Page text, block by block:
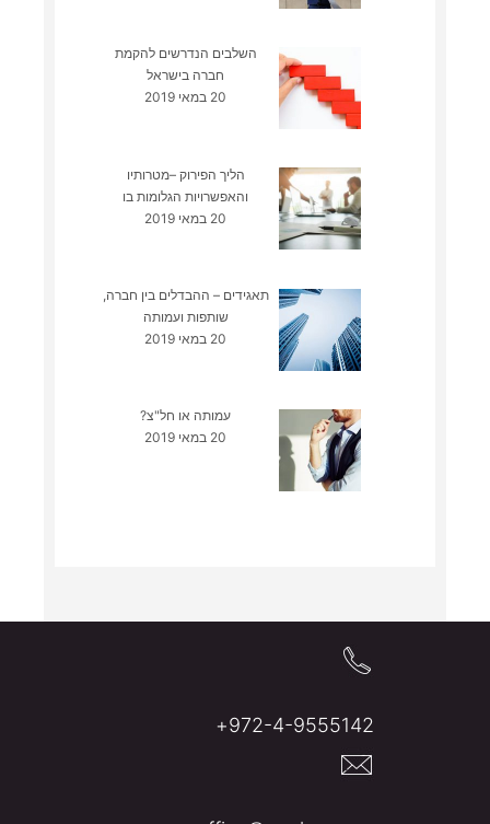
השלבים הנדרשים להקמת
חברה בישראל
20 במאי 2019
הליך הפירוק –מטרותיו
והאפשרויות הגלומות בו
20 במאי 2019
תאגידים – ההבדלים בין חברה,
שותפות ועמותה
20 במאי 2019
עמותה או חל"צ?
20 במאי 2019
972-4-9555142+